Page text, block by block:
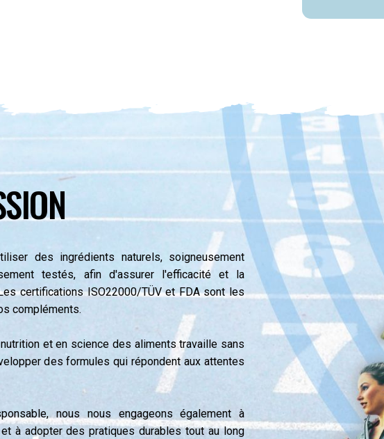
des ingrédients naturels, soigneusement
testés, afin d'assurer l'efficacité et la
certifications ISO22000/TÜV et FDA sont les
compléments.
et en science des aliments travaille sans
des formules qui répondent aux attentes
nous nous engageons également à
à adopter des pratiques durables tout au long